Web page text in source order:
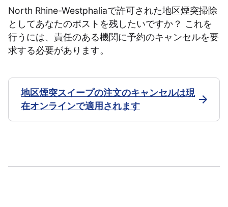
North Rhine-Westphaliaで許可された地区煙突掃除
としてあなたのポストを残したいですか？ これを
行うには、責任のある機関に予約のキャンセルを要
求する必要があります。
地区煙突スイープの注文のキャンセルは現
在オンラインで適用されます